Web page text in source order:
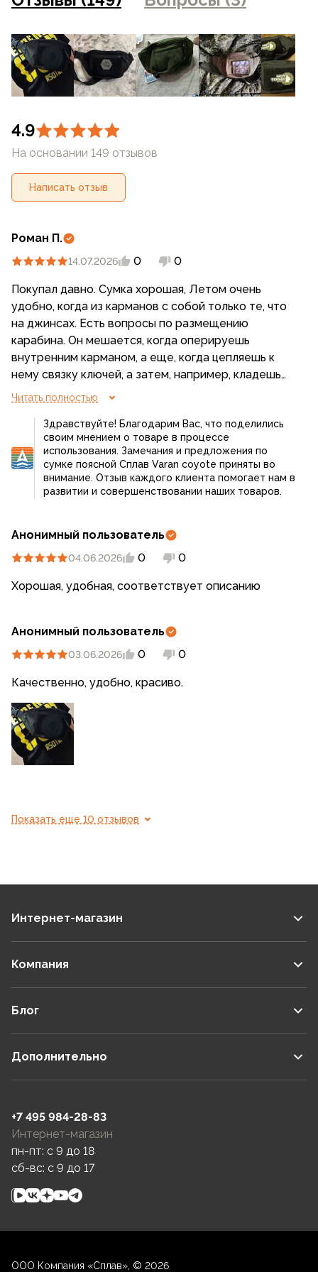
4.9
На основании 149 отзывов
Написать отзыв
Роман П.
14.07.2026 0 0
Покупал давно. Сумка хорошая, Летом очень
удобно, когда из карманов с собой только те, что
на джинсах. Есть вопросы по размещению
карабина. Он мешается, когда оперируешь
внутренним карманом, а еще, когда цепляешь к
нему связку ключей, а затем, например, кладешь
телефон, то телефон ложится перед ключами, или
телефон, затем пристроить ключи... Ну в общем
какие-то ненужные движения, которых можно
было бы избежать если бы карабин был пришит в
другом месте.
Не знаю как шьют сейчас, но в моей сумке ремень
Читать полностью
Здравствуйте! Благодарим Вас, что поделились
своим мнением о товаре в процессе
использования. Замечания и предложения по
сумке поясной Сплав Varan coyote приняты во
внимание. Отзыв каждого клиента помогает нам в
развитии и совершенствовании наших товаров.
Анонимный пользователь
04.06.2026 0 0
Хорошая, удобная, соответствует описанию
Анонимный пользователь
03.06.2026 0 0
Качественно, удобно, красиво.
Показать еще 10 отзывов
Интернет-магазин
Компания
Блог
Дополнительно
+7 495 984-28-83
Интернет-магазин
пн-пт: c 9 до 18
сб-вс: c 9 до 17
ООО Компания «Сплав», © 2026